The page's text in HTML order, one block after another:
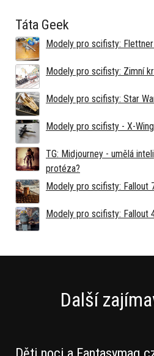
Táta Geek
Modely pro scifisty:
Modely pro scifisty: Zimní
Modely pro scifisty: Star
Modely pro scifisty - X-
TG: Midjourney - umělá
protéza?
Modely pro scifisty: Fallout
Modely pro scifisty: Fallout
Další